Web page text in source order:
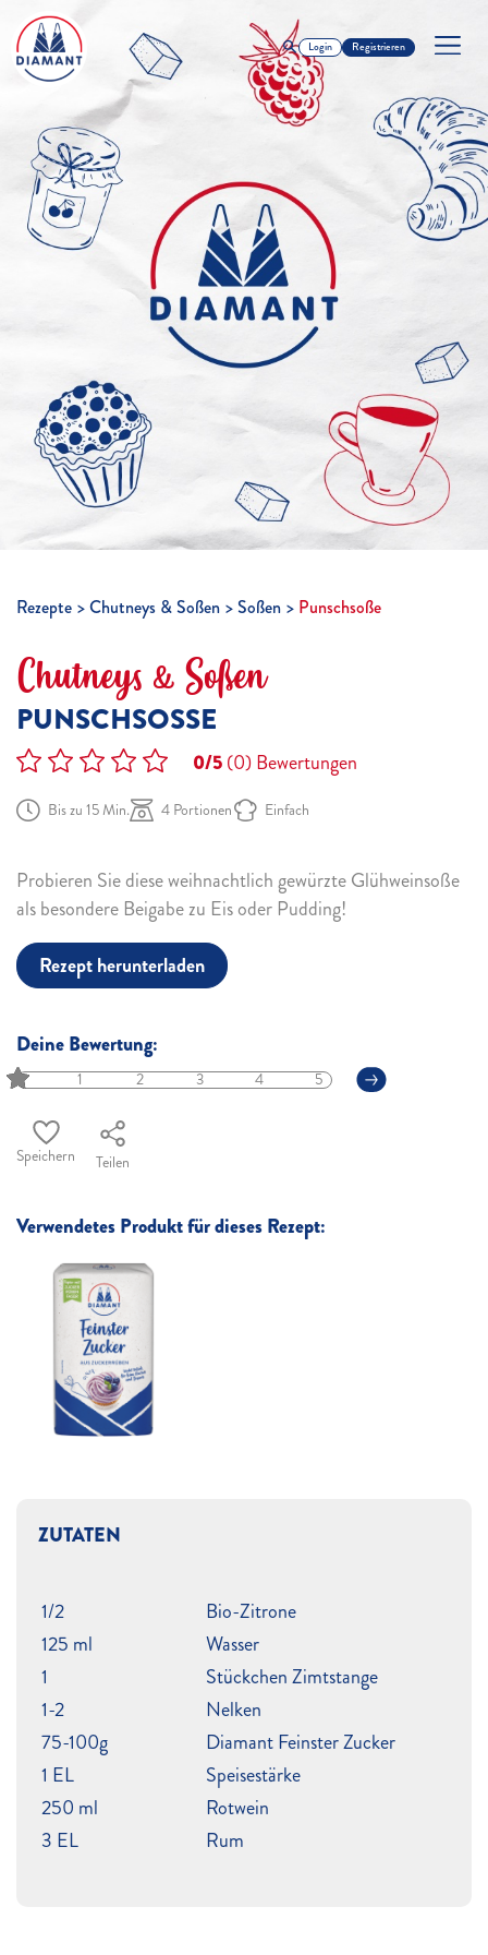
Login Registrieren
Rezepte Chutneys & Soßen Soßen Punschsoße
Chutneys & Soßen
PUNSCHSOSSE
0/5(0)Bewertungen
Bis zu 15 Min. 4 Portionen Einfach
Probieren Sie diese weihnachtlich gewürzte Glühweinsoße
als besondere Beigabe zu Eis oder Pudding!
Rezept herunterladen
Deine Bewertung:
1 2 3 4 5
Speichern Teilen
Verwendetes Produkt für dieses Rezept:
ZUTATEN
1/2
Bio-Zitrone
125 ml
Wasser
1
Stückchen Zimtstange
1-2
Nelken
75-100g
Diamant Feinster Zucker
1 EL
Speisestärke
250 ml
Rotwein
3 EL
Rum